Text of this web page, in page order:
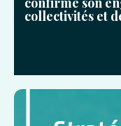
collectivités et